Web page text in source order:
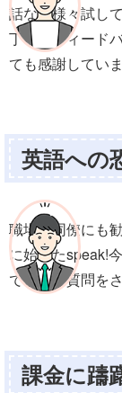
話など様々試し
丁寧なフィード
ても感謝していま
英語への
職場の同僚にも
に始めたspeak!
でどんな質問を
課金に躊